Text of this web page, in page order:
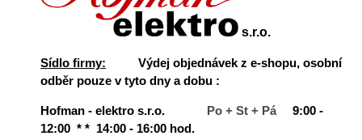
s.r.o.
Sídlo firmy: Výdej objednávek z e-shopu, osobní
odběr pouze v tyto dny a dobu :
Hofman - elektro s.r.o. Po + St + Pá 9:00 -
12:00 * * 14:00 - 16:00 hod.